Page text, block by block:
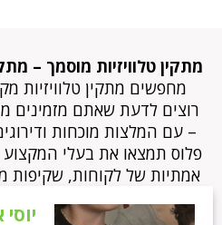
מתקין טלוויזיות מוסמך –
מחפשים מתקין טלוויזיות
רוצים לדעת שאתם מזמינים
– עם המלצות מוכחות
פלוס תמצאו את בעלי
אמתיות של לקוחות, שקיפות